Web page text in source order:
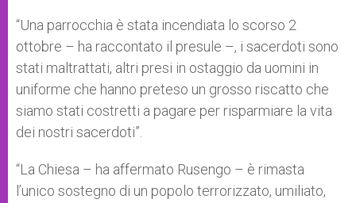
“Una parrocchia è stata incendiata lo scorso 2
ottobre – ha raccontato il presule –, i sacerdoti sono
stati maltrattati, altri presi in ostaggio da uomini in
uniforme che hanno preteso un grosso riscatto che
siamo stati costretti a pagare per risparmiare la vita
dei nostri sacerdoti”.
“La Chiesa – ha affermato Rusengo – è rimasta
l’unico sostegno di un popolo terrorizzato, umiliato,